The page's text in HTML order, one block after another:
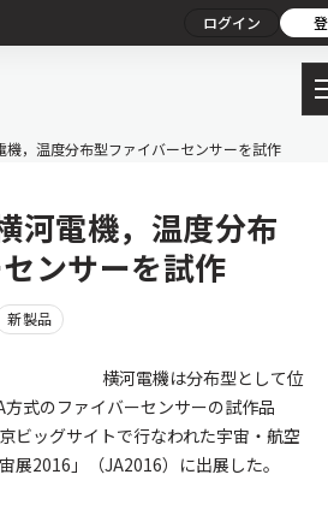
ログイン
機，温度分布型ファイバーセンサーを試作
河電機，温度分布
ンサーを試作
新製品
横河電機は分布型として位
式のファイバーセンサーの試作品
ビッグサイトで行なわれた宇宙・航空
展2016」（JA2016）に出展した。